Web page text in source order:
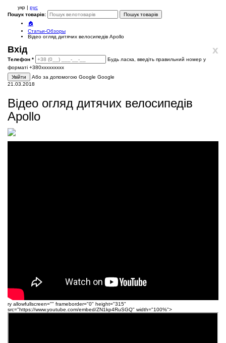
укр | рус
Пошук товарів:
Пошук товарів
🏠
Статьи-Обзоры
Відео огляд дитячих велосипедів Apollo
x
Вхід
Телефон *
Будь ласка, введіть правильний номер у
форматі +380ххххххххх
Увійти
Або за допомогою Google Google
21.03.2018
Відео огляд дитячих велосипедів
Apollo
ry allowfullscreen="" frameborder="0" height="315"
src="https://www.youtube.com/embed/ZN1kp4RuSGQ" width="100%">